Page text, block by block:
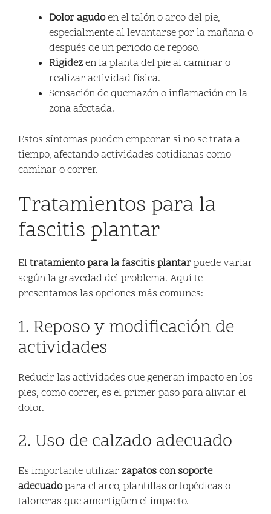
Dolor agudoen el talón o arco del pie,
especialmente al levantarse por la mañana o
después de un periodo de reposo.
Rigidezen la planta del pie al caminar o
realizar actividad física.
Sensación de quemazón o inflamación en la
zona afectada.
Estos síntomas pueden empeorar si no se trata a
tiempo, afectando actividades cotidianas como
caminar o correr.
Tratamientos para la
fascitis plantar
Eltratamiento para la fascitis plantarpuede variar
según la gravedad del problema. Aquí te
presentamos las opciones más comunes:
1. Reposo y modificación de
actividades
Reducir las actividades que generan impacto en los
pies, como correr, es el primer paso para aliviar el
dolor.
2. Uso de calzado adecuado
Es importante utilizar zapatos con soporte
adecuadopara el arco, plantillas ortopédicas o
taloneras que amortigüen el impacto.